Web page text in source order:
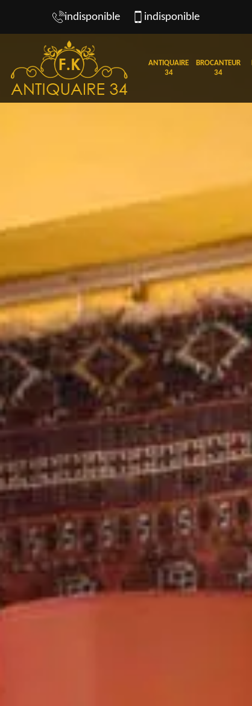
indisponible indisponible
ANTIQUAIRE
34
BROCANTEUR
34